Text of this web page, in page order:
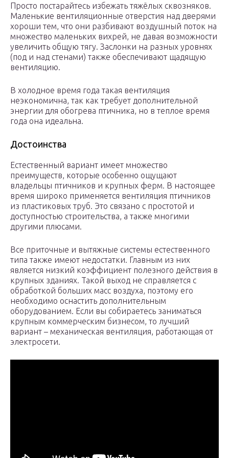
Просто постарайтесь избежать тяжёлых сквозняков.
Маленькие вентиляционные отверстия над дверями
хороши тем, что они разбивают воздушный поток на
множество маленьких вихрей, не давая возможности
увеличить общую тягу. Заслонки на разных уровнях
(под и над стенами) также обеспечивают щадящую
вентиляцию.
В холодное время года такая вентиляция
неэкономична, так как требует дополнительной
энергии для обогрева птичника, но в теплое время
года она идеальна.
Достоинства
Естественный вариант имеет множество
преимуществ, которые особенно ощущают
владельцы птичников и крупных ферм. В настоящее
время широко применяется вентиляция птичников
из пластиковых труб. Это связано с простотой и
доступностью строительства, а также многими
другими плюсами.
Все приточные и вытяжные системы естественного
типа также имеют недостатки. Главным из них
является низкий коэффициент полезного действия в
крупных зданиях. Такой выход не справляется с
обработкой больших масс воздуха, поэтому его
необходимо оснастить дополнительным
оборудованием. Если вы собираетесь заниматься
крупным коммерческим бизнесом, то лучший
вариант – механическая вентиляция, работающая от
электросети.